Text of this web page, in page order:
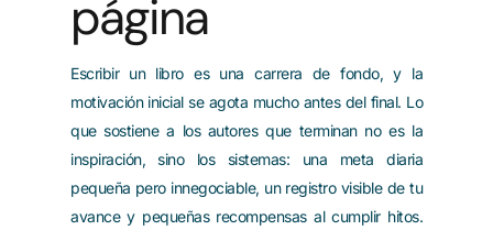
página
Escribir un libro es una carrera de fondo, y la
motivación inicial se agota mucho antes del final. Lo
que sostiene a los autores que terminan no es la
inspiración, sino los sistemas: una meta diaria
pequeña pero innegociable, un registro visible de tu
avance y pequeñas recompensas al cumplir hitos.